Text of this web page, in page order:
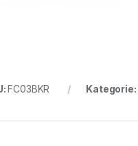
FC03BKR Kategorie: